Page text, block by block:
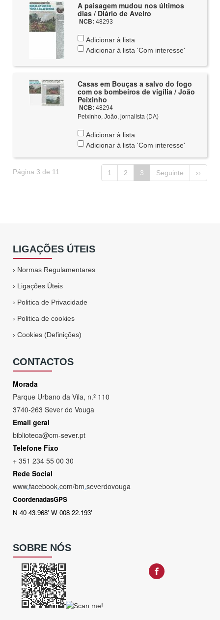
A paisagem mudou nos últimos
dias / Diário de Aveiro
NCB: 48293
Adicionar à lista
Adicionar à lista 'Com interesse'
Casas em Bouças a salvo do fogo
com os bombeiros de vigília / João
Peixinho
NCB: 48294
Peixinho, João, jornalista (DA)
Adicionar à lista
Adicionar à lista 'Com interesse'
Página 3 de 11 1 2 3 Seguinte ››
LIGAÇÕES ÚTEIS
› Normas Regulamentares
› Ligações Úteis
› Politica de Privacidade
› Politica de cookies
›Cookies (Definições)
CONTACTOS
Morada
Parque Urbano da Vila, n.º 110
3740-263 Sever do Vouga
Email geral
biblioteca@cm-sever.pt
Telefone Fixo
+ 351 234 55 00 30
Rede Social
www.facebook.com/bm.severdovouga
CoordenadasGPS
N 40 43.968' W 008 22.193'
SOBRE NÓS